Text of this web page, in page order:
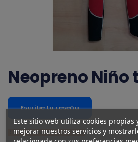
Neopreno Niño
Escribe tu reseña
Últimas unidades en stock
Este sitio web utiliza cookies propias
mejorar nuestros servicios y